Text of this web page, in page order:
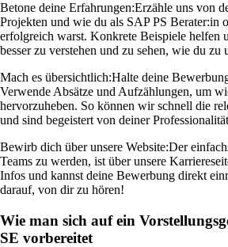
Betone deine Erfahrungen:Erzähle uns von
Projekten und wie du als SAP PS Berater:in
erfolgreich warst. Konkrete Beispiele helfen
besser zu verstehen und zu sehen, wie du zu
Mach es übersichtlich:Halte deine
Verwende Absätze und Aufzählungen, um
hervorzuheben. So können wir schnell die
und sind begeistert von deiner
Bewirb dich über unsere Website:Der
Teams zu werden, ist über unsere
Infos und kannst deine Bewerbung direkt
darauf, von dir zu hören!
Wie man sich auf ein
SE vorbereitet